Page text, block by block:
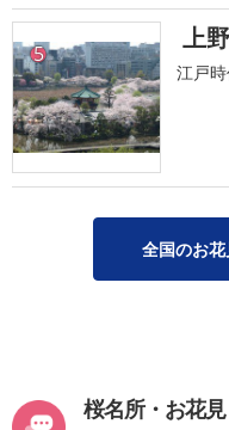
5 上
江戸
全国のお
桜名所・お花